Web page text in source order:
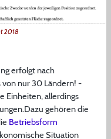
2018
erfolgt nach
von nur 30 Ländern! -
Einheiten, allerdings
gehören die
Betriebsform
Situation